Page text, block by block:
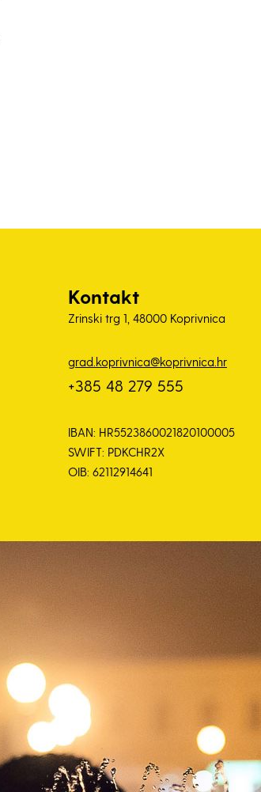
Kontakt
Zrinski trg 1, 48000 Koprivnica
grad.koprivnica@koprivnica.hr
+385 48 279 555
IBAN: HR5523860021820100005
SWIFT: PDKCHR2X
OIB: 62112914641